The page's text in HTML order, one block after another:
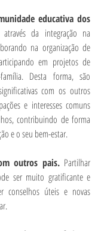
educativa dos
através da integração na
na organização de
em projetos de
família. Desta forma, são
com os outros
e interesses comuns
contribuindo de forma
e o seu bem-estar.
outros pais. Partilhar
ser muito gratificante e
conselhos úteis e novas